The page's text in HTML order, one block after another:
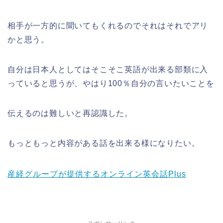
相手が一方的に聞いてもくれるのでそれはそれでアリ
かと思う。
自分は日本人としてはそこそこ英語が出来る部類に入
っていると思うが、やはり100％自分の言いたいことを
伝えるのは難しいと再認識した。
もっともっと内容がある話を出来る様になりたい。
産経グループが提供するオンライン英会話Plus